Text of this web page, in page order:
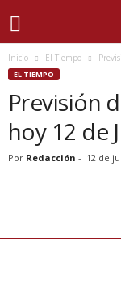
Inicio El Tiempo
EL TIEMPO
Previsión
hoy 12 de
Por Redacción - 12 de